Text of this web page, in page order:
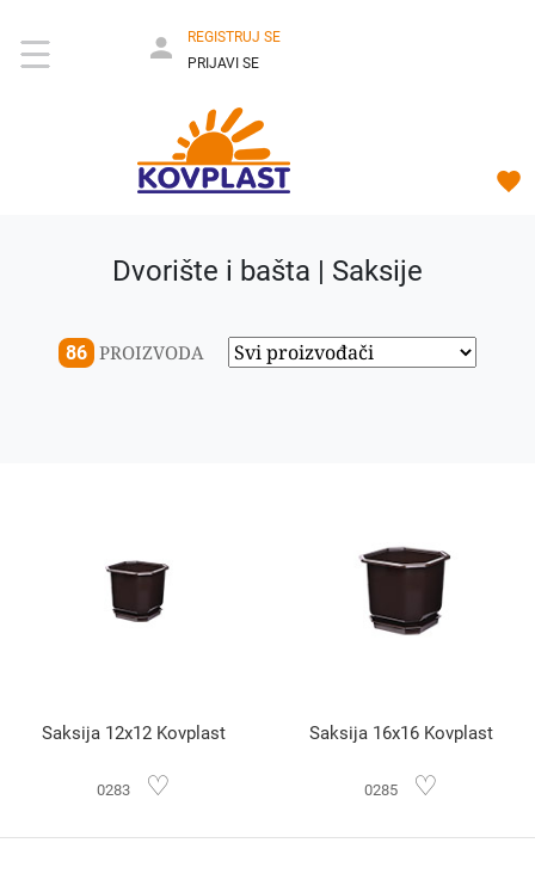
REGISTRUJ SE
PRIJAVI SE
Dvorište i bašta | Saksije
86 PROIZVODA
Saksija 12x12 Kovplast
0283 ♡
Saksija 16x16 Kovplast
0285 ♡